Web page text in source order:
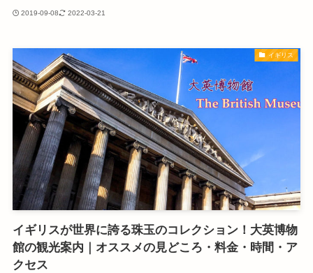
2019-09-08 2022-03-21
イギリス
イギリスが世界に誇る珠玉のコレクション！大英博物
館の観光案内｜オススメの見どころ・料金・時間・ア
クセス